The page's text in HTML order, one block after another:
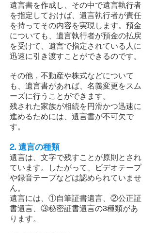
遺言書を作成し、その中で遺言執行者
を指定しておけば、遺言執行者が責任
を持ってその内容を実現します。預金
についても、遺言執行者が預金の払戻
を受けて、遺言で指定されている人に
迅速に引き渡すことができるのです。
その他，不動産や株式などについて
も、遺言書があれば、名義変更をスム
ーズに行うことができます。
残された家族が相続を円滑かつ迅速に
進めるためには、遺言書が不可欠で
す。
2. 遺言の種類
遺言は、文字で残すことが原則とされ
ています。したがって、ビデオテープ
や録音テープなどは認められていませ
ん。
遺言には、①自筆証書遺言、②公正証
書遺言、③秘密証書遺言の3種類があ
ります。